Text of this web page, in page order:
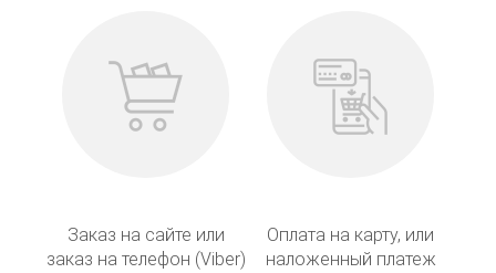
Заказ на сайте или
заказ на телефон (Viber)
Оплата на карту, или
наложенный платеж